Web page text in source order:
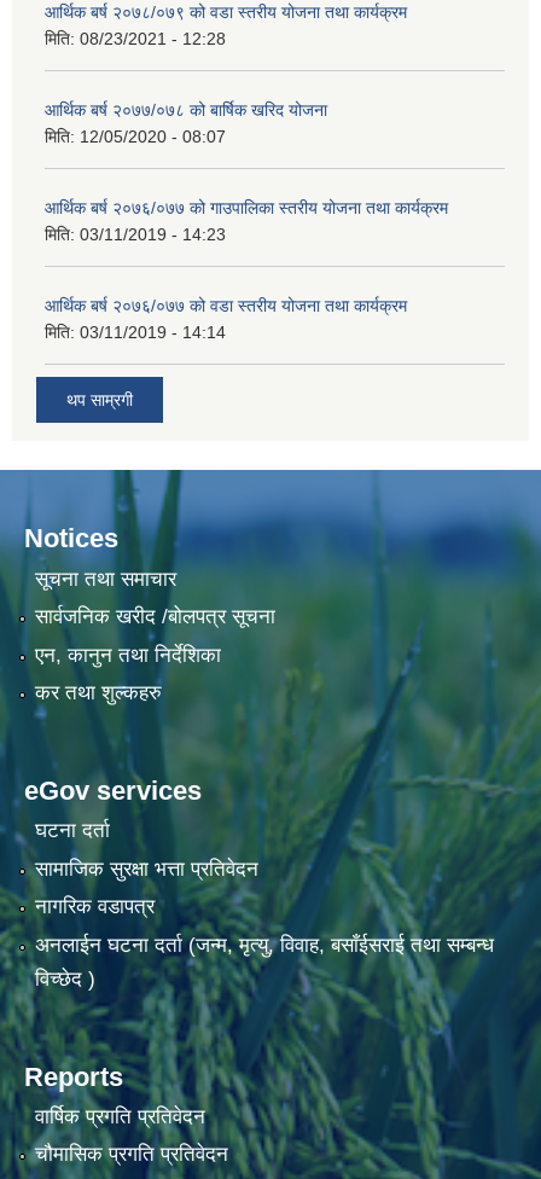
आर्थिक बर्ष २०७८/०७९ को वडा स्तरीय योजना तथा कार्यक्रम
मिति: 08/23/2021 - 12:28
आर्थिक बर्ष २०७७/०७८ को बार्षिक खरिद योजना
मिति: 12/05/2020 - 08:07
आर्थिक बर्ष २०७६/०७७ को गाउपालिका स्तरीय योजना तथा कार्यक्रम
मिति: 03/11/2019 - 14:23
आर्थिक बर्ष २०७६/०७७ को वडा स्तरीय योजना तथा कार्यक्रम
मिति: 03/11/2019 - 14:14
थप साम्रगी
Notices
सूचना तथा समाचार
सार्वजनिक खरीद /बोलपत्र सूचना
एन, कानुन तथा निर्देशिका
कर तथा शुल्कहरु
eGov services
घटना दर्ता
सामाजिक सुरक्षा भत्ता प्रतिवेदन
नागरिक वडापत्र
अनलाईन घटना दर्ता (जन्म, मृत्यु, विवाह, बसाँईसराई तथा सम्बन्ध
विच्छेद )
Reports
वार्षिक प्रगति प्रतिवेदन
चौमासिक प्रगति प्रतिवेदन